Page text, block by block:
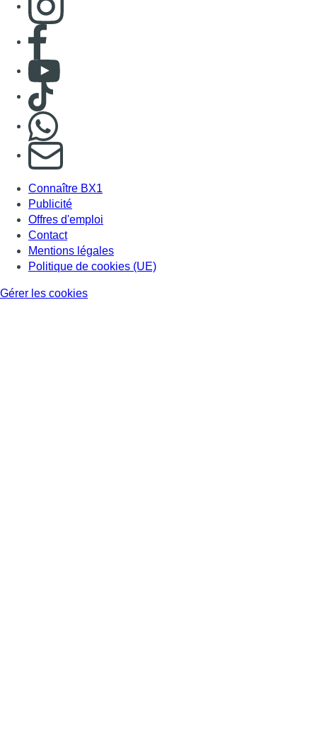
Publicité
Offres d'emploi
Contact
Mentions légales
Politique de cookies (UE)
Gérer les cookies